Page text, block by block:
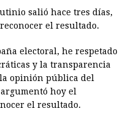
salió hace tres días,
el resultado.
electoral, he respetado
y la transparencia
opinión pública del
hoy el
el resultado.